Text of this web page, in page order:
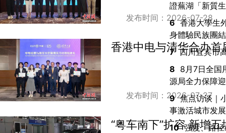
发布时间：2026-07-28
香港中电与清华合办
发布时间：2026-07-27
“粤车南下”扩容 新增
證蕪湖「新質
6 香港大學生
身體驗民族團
7 四川宜宾市
8 8月7日全国
源局全力保障
9 焦点访谈｜
事激活城市发
10 强度、路